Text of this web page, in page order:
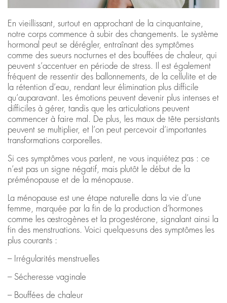
En vieillissant, surtout en approchant de la cinquantaine,
notre corps commence à subir des changements. Le système
hormonal peut se dérégler, entraînant des symptômes
comme des sueurs nocturnes et des bouffées de chaleur, qui
peuvent s’accentuer en période de stress. Il est également
fréquent de ressentir des ballonnements, de la cellulite et de
la rétention d’eau, rendant leur élimination plus difficile
qu’auparavant. Les émotions peuvent devenir plus intenses et
difficiles à gérer, tandis que les articulations peuvent
commencer à faire mal. De plus, les maux de tête persistants
peuvent se multiplier, et l’on peut percevoir d’importantes
transformations corporelles.
Si ces symptômes vous parlent, ne vous inquiétez pas : ce
n’est pas un signe négatif, mais plutôt le début de la
préménopause et de la ménopause.
La ménopause est une étape naturelle dans la vie d’une
femme, marquée par la fin de la production d’hormones
comme les œstrogènes et la progestérone, signalant ainsi la
fin des menstruations. Voici quelques-uns des symptômes les
plus courants :
– Irrégularités menstruelles
– Sécheresse vaginale
– Bouffées de chaleur